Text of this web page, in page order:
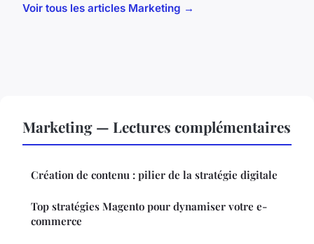
Voir tous les articles Marketing →
Marketing — Lectures complémentaires
Création de contenu : pilier de la stratégie digitale
Top stratégies Magento pour dynamiser votre e-
commerce